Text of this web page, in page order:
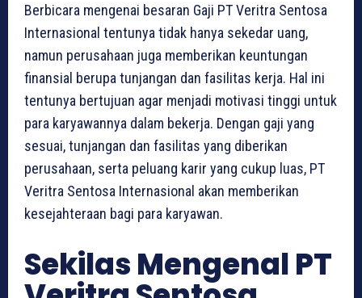
Berbicara mengenai besaran Gaji PT Veritra Sentosa
Internasional tentunya tidak hanya sekedar uang,
namun perusahaan juga memberikan keuntungan
finansial berupa tunjangan dan fasilitas kerja. Hal ini
tentunya bertujuan agar menjadi motivasi tinggi untuk
para karyawannya dalam bekerja. Dengan gaji yang
sesuai, tunjangan dan fasilitas yang diberikan
perusahaan, serta peluang karir yang cukup luas, PT
Veritra Sentosa Internasional akan memberikan
kesejahteraan bagi para karyawan.
Sekilas Mengenal PT